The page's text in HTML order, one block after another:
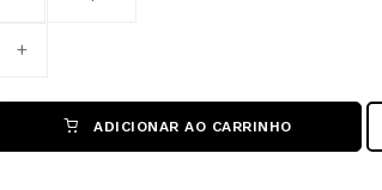
ADICIONAR AO CARRINHO